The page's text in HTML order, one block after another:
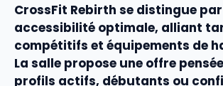
CrossFit Rebirth se distingue
accessibilité optimale, alliant
compétitifs et équipements de
La salle propose une offre
profils actifs, débutants ou